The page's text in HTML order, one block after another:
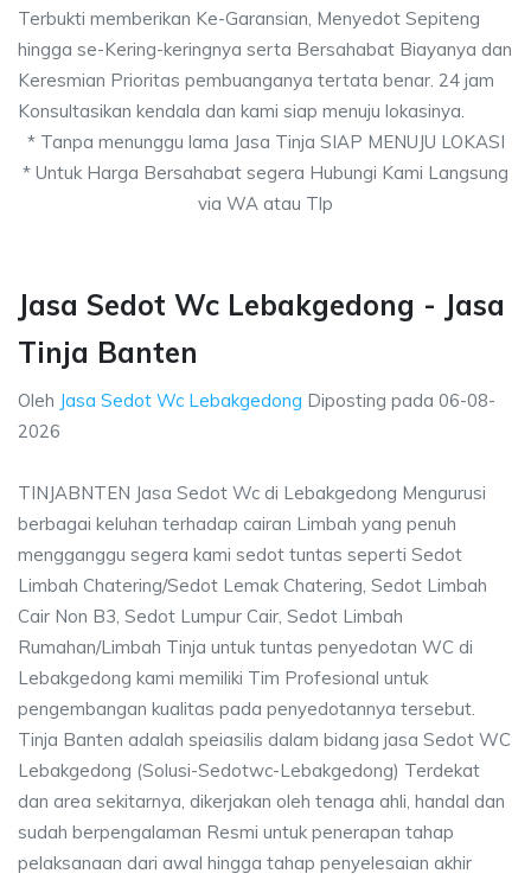
Terbukti memberikan Ke-Garansian, Menyedot Sepiteng
hingga se-Kering-keringnya serta Bersahabat Biayanya dan
Keresmian Prioritas pembuanganya tertata benar. 24 jam
Konsultasikan kendala dan kami siap menuju lokasinya.
* Tanpa menunggu lama Jasa Tinja SIAP MENUJU LOKASI
* Untuk Harga Bersahabat segera Hubungi Kami Langsung
via WA atau Tlp
Jasa Sedot Wc Lebakgedong - Jasa
Tinja Banten
Oleh Jasa Sedot Wc Lebakgedong Diposting pada 06-08-
2026
TINJABNTEN Jasa Sedot Wc di Lebakgedong Mengurusi
berbagai keluhan terhadap cairan Limbah yang penuh
mengganggu segera kami sedot tuntas seperti Sedot
Limbah Chatering/Sedot Lemak Chatering, Sedot Limbah
Cair Non B3, Sedot Lumpur Cair, Sedot Limbah
Rumahan/Limbah Tinja untuk tuntas penyedotan WC di
Lebakgedong kami memiliki Tim Profesional untuk
pengembangan kualitas pada penyedotannya tersebut.
Tinja Banten adalah speiasilis dalam bidang jasa Sedot WC
Lebakgedong (Solusi-Sedotwc-Lebakgedong) Terdekat
dan area sekitarnya, dikerjakan oleh tenaga ahli, handal dan
sudah berpengalaman Resmi untuk penerapan tahap
pelaksanaan dari awal hingga tahap penyelesaian akhir